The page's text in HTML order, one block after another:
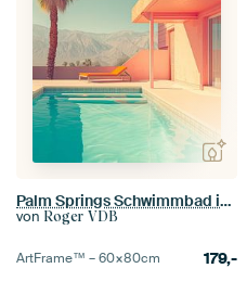
Palm Springs Schwimmbad im symmetrischen Stil - Retro Modern Photography
von Roger VDB
ArtFrame™ –60×80cm 179,-